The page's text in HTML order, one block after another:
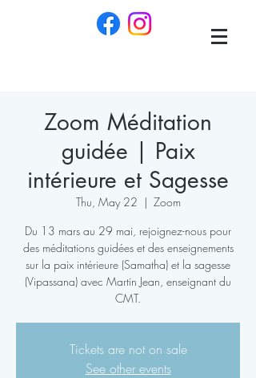
Zoom Méditation
guidée | Paix
intérieure et Sagesse
Thu, May 22
  |
Zoom
Du 13 mars au 29 mai, rejoignez-nous pour
des méditations guidées et des enseignements
sur la paix intérieure (Samatha) et la sagesse
(Vipassana) avec Martin Jean, enseignant du
CMT.
Tickets are not on sale
See other events